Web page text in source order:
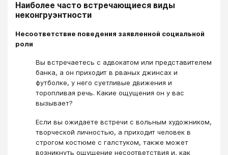
Наиболее часто встречающиеся виды
неконгруэнтности
Несоответствие поведения заявленной социальной
роли
Вы встречаетесь с адвокатом или представителем
банка, а он приходит в рваных джинсах и
футболке, у него суетливые движения и
торопливая речь. Какие ощущения он у вас
вызывает?
Если вы ожидаете встречи с вольным художником,
творческой личностью, а приходит человек в
строгом костюме с галстуком, также может
возникнуть ощущение несоответствия и, как